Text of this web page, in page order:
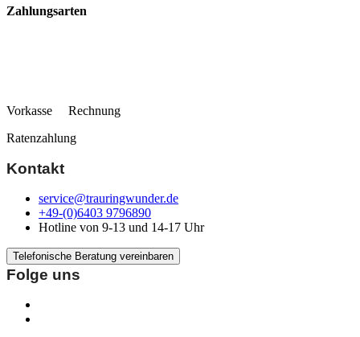
Zahlungsarten
Vorkasse Rechnung
Ratenzahlung
Kontakt
service@trauringwunder.de
+49-(0)6403 9796890
Hotline von 9-13 und 14-17 Uhr
Telefonische Beratung vereinbaren
Folge uns